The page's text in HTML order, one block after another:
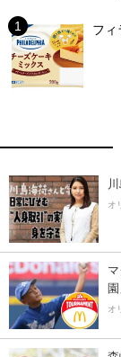
フィ
オ
園
オ